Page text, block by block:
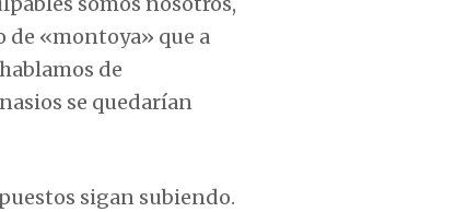
de «montoya» que a
de
se quedarían
sigan subiendo.